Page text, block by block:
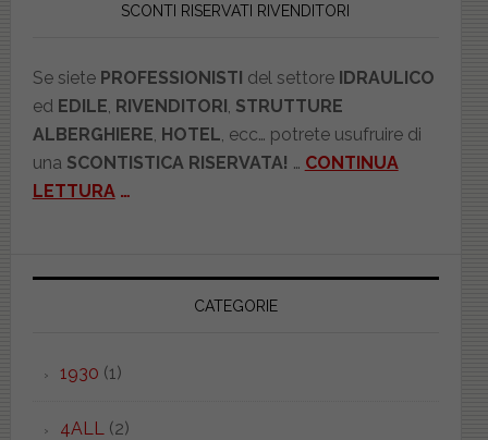
SCONTI RISERVATI RIVENDITORI
Se siete PROFESSIONISTI del settore IDRAULICO
ed EDILE RIVENDITORI STRUTTURE
ALBERGHIERE HOTEL , ecc… potrete usufruire di
una SCONTISTICA RISERVATA! … CONTINUA
LETTURA …
CATEGORIE
1930 (1)
4ALL (2)